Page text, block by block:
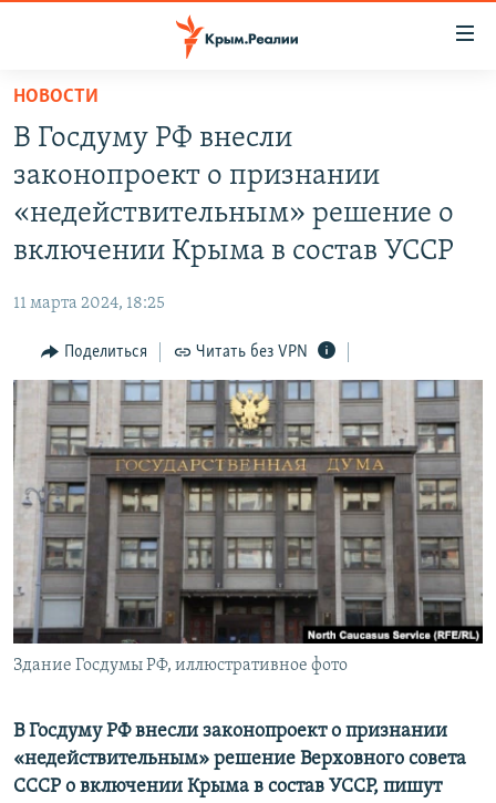
Вернуться
основному
содержанию
главной
Вернутся
поиску
СПЕЦПРОЕКТЫ
КАРТА ВОЕННЫХ ОБЪЕКТОВ КРЫМА
ИНТЕРАКТИВ
ИНФОГРАФИКА
ТЕЛЕПРОЕКТ КРЫМ.РЕАЛИИ
СОВЕТЫ ПРАВОЗАЩИТНИКОВ
ПРОПАВШИЕ БЕЗ ВЕСТИ
ПОБЕДИТЕЛЕЙ НЕ СУДЯТ?
КРЫМ.НЕПОКОРЕННЫЙ
ELIFBE
УКРАИНСКАЯ ПРОБЛЕМА КРЫМА
РАДІО СВОБОДА
КАК ОБОЙТИ БЛОКИРОВКУ
Українською
Qırımtatar
ПРИСОЕДИНЯЙТЕСЬ!
Все сайты RFE/RL
НОВОСТИ
В Госдуму РФ внесли
законопроект о признании
«недействительным» решение о
включении Крыма в состав УССР
11 марта 2024, 18:25
Поделиться Читать без VPN
Здание Госдумы РФ, иллюстративное фото
В Госдуму РФ внесли законопроект о признании
«недействительным» решение Верховного совета
СССР о включении Крыма в состав УССР, пишут